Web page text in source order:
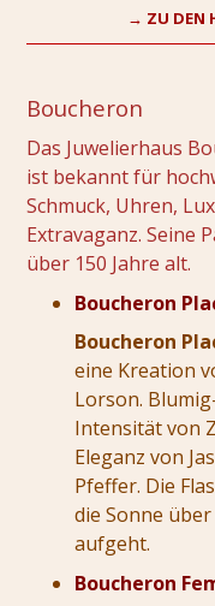
→ ZU DEN
Boucheron
Das Juwelierhaus
ist bekannt für
Schmuck, Uhren,
Extravaganz. Seine
über 150 Jahre alt.
Boucheron
Boucheron
eine Kreation
Lorson.
Intensität von
Eleganz von
Pfeffer. Die
die Sonne
aufgeht.
Boucheron